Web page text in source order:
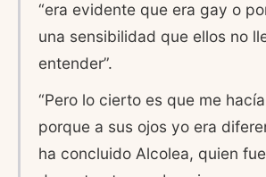
“era evidente que era gay o
una sensibilidad que ellos no
entender”.
“Pero lo cierto es que me
porque a sus ojos yo era
ha concluido Alcolea, quien